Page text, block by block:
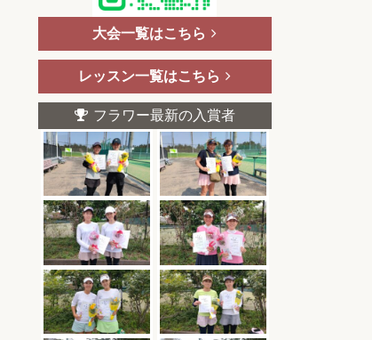
大会一覧はこちら
レッスン一覧はこちら
フラワー最新の入賞者